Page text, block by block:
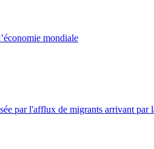
mondiale
par l'afflux de migrants arrivant par